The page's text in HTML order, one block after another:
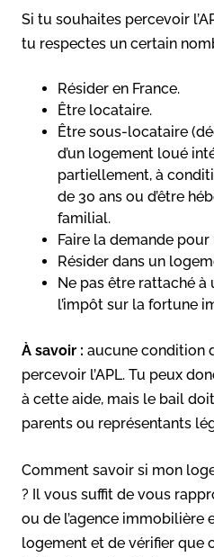
Si tu souhaites percevoir
tu respectes un certain
Résider en France.
Être locataire.
Être sous-locataire
d’un logement loué
partiellement, à
de 30 ans ou d’être
familial.
Faire la demande
Résider dans un
Ne pas être rattaché à
l’impôt sur la fortune
À savoir : aucune condition
percevoir l’APL. Tu peux
à cette aide, mais le bail
parents ou représentants
Comment savoir si mon
? Il vous suffit de vous
ou de l’agence immobilière
logement et de vérifier que